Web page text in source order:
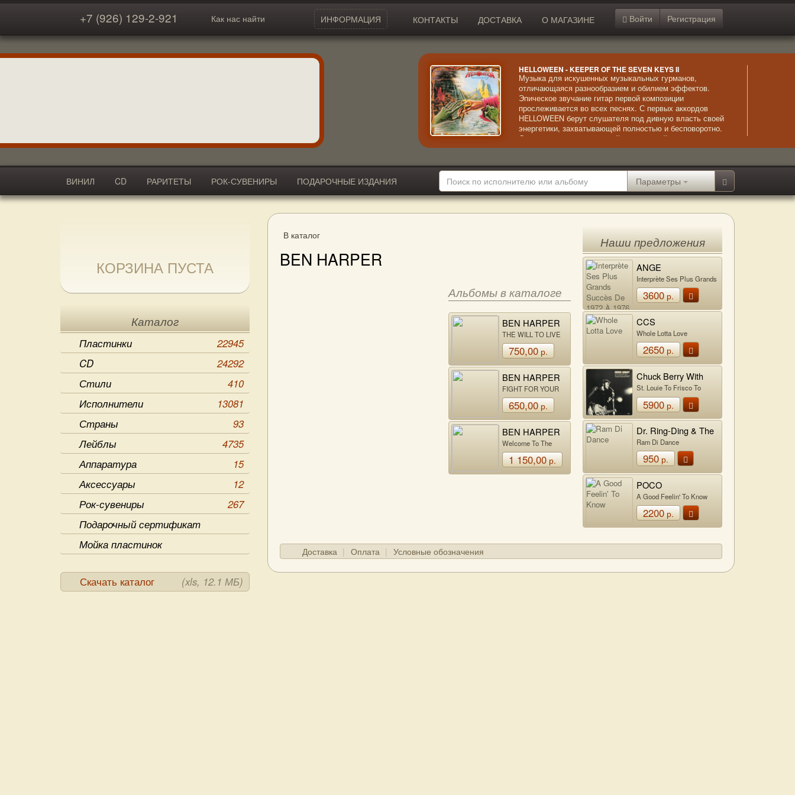
+7 (926) 129-2-921 Как нас найти ИНФОРМАЦИЯ КОНТАКТЫ ДОСТАВКА О МАГАЗИНЕ Войти Регистрация
HELLOWEEN - KEEPER OF THE SEVEN KEYS II
Музыка для искушенных музыкальных гурманов,
отличающаяся разнообразием и обилием эффектов.
Эпическое звучание гитар первой композиции
прослеживается во всех песнях. С первых аккордов
HELLOWEEN берут слушателя под дивную власть своей
энергетики, захватывающей полностью и бесповоротно.
Смена относительно спокойных мелодий дикими ритмами
постоянно держит во внимании и напряжении. Сильный
полностью состоящий из шедевров.
ВИНИЛ CD РАРИТЕТЫ РОК-СУВЕНИРЫ
ПОДАРОЧНЫЕ ИЗДАНИЯ
АКСЕССУАРЫ
Параметры
КОРЗИНА ПУСТА
Каталог
Пластинки
22945
CD
24292
Стили
410
Исполнители
13081
Страны
93
Лейблы
4735
Аппаратура
15
Аксессуары
12
Рок-сувениры
267
Подарочный сертификат
Мойка пластинок
Скачать каталог (xls, 12.1 МБ)
В каталог
BEN HARPER
Альбомы в каталоге
BEN HARPER
THE WILL TO LIVE
750,00р.
BEN HARPER
FIGHT FOR YOUR
MIND
650,00р.
BEN HARPER
Welcome To The
Cruel World
1 150,00р.
Наши предложения
ANGE
Interprète Ses Plus Grands
Succès De 1972 À 1976
3600р.
CCS
Whole Lotta Love
2650р.
Chuck Berry With
The Steve Miller
Band
St. Louie To Frisco To
Memphis
5900р.
Dr. Ring-Ding & The
Senior Allstars
Ram Di Dance
950р.
POCO
A Good Feelin' To Know
2200р.
Доставка Оплата Условные обозначения